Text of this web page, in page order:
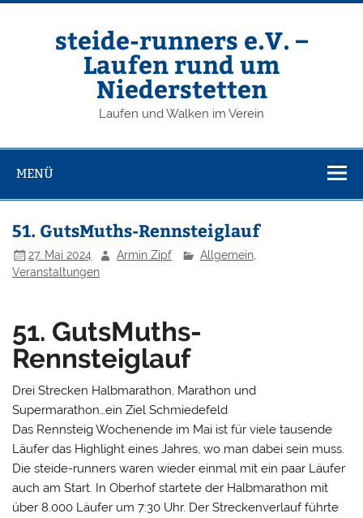
Zum
steide-runners e.V. –
Laufen rund um
Niederstetten
Laufen und Walken im Verein
MENÜ
51. GutsMuths-Rennsteiglauf
27. Mai 2024 Armin Zipf Allgemein,
Veranstaltungen
51. GutsMuths-
Rennsteiglauf
Drei Strecken Halbmarathon, Marathon und
Supermarathon…ein Ziel Schmiedefeld
Das Rennsteig Wochenende im Mai ist für viele tausende
Läufer das Highlight eines Jahres, wo man dabei sein muss.
Die steide-runners waren wieder einmal mit ein paar Läufer
auch am Start. In Oberhof startete der Halbmarathon mit
über 8.000 Läufer um 7:30 Uhr. Der Streckenverlauf führte